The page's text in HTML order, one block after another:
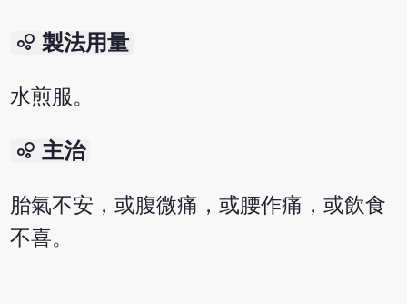
bubble_chart 製法用量
水煎服。
bubble_chart 主治
胎氣不安，或腹微痛，或腰作痛，或飲食
不喜。